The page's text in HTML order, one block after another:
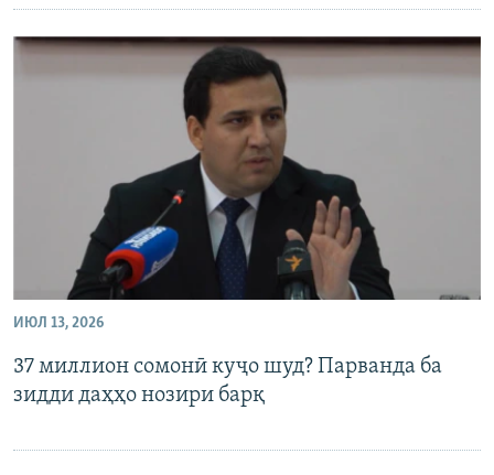
ИЮЛ 13, 2026
37 миллион сомонӣ куҷо шуд? Парванда ба
зидди даҳҳо нозири барқ